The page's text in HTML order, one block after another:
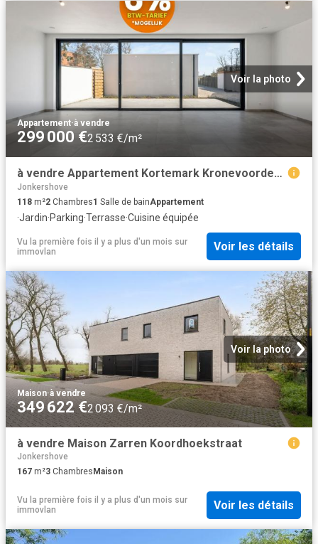
Voir la photo
Appartement·à vendre
299 000 €2 533 €/m²
à vendre Appartement Kortemark Kronevoordestraat
Jonkershove
118 m²2 Chambres1 Salle de bainAppartement
·Jardin·Parking·Terrasse·Cuisine équipée
Vu la première fois il y a plus d'un mois sur
immovlan
Voir les détails
Voir la photo
Maison·à vendre
349 622 €2 093 €/m²
à vendre Maison Zarren Koordhoekstraat
Jonkershove
167 m²3 Chambres Maison
Vu la première fois il y a plus d'un mois sur
immovlan
Voir les détails